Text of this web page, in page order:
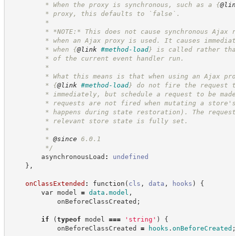
* When the proxy is synchronous, such as a {
* proxy, this defaults to `false`.
*
* *NOTE:* This does not cause synchronous Ajax
* when an Ajax proxy is used. It causes
* when {@link #method-load} is called rather
* of the current event handler run.
*
* What this means is that when using an Ajax
* {@link #method-load} do not fire the request
* immediately, but schedule a request to be
* requests are not fired when mutating a store's
* happens during state restoration). The request
* relevant store state is fully set.
*
* @since 6.0.1
*/
asynchronousLoad :
undefined
} ,
onClassExtended : function ( cls , data , hooks )
{
var model = data . model ,
onBeforeClassCreated ;
if (typeof model === ' string ' )
{
onBeforeClassCreated = hooks . onBeforeCreated ;